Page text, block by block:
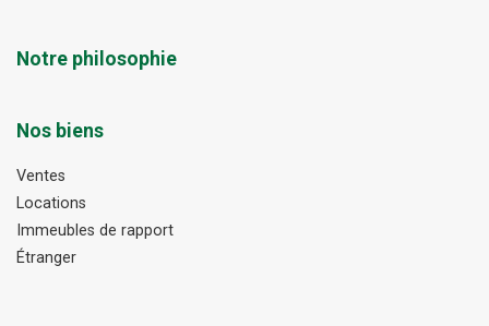
Notre philosophie
Nos biens
Ventes
Locations
Immeubles de rapport
Étranger